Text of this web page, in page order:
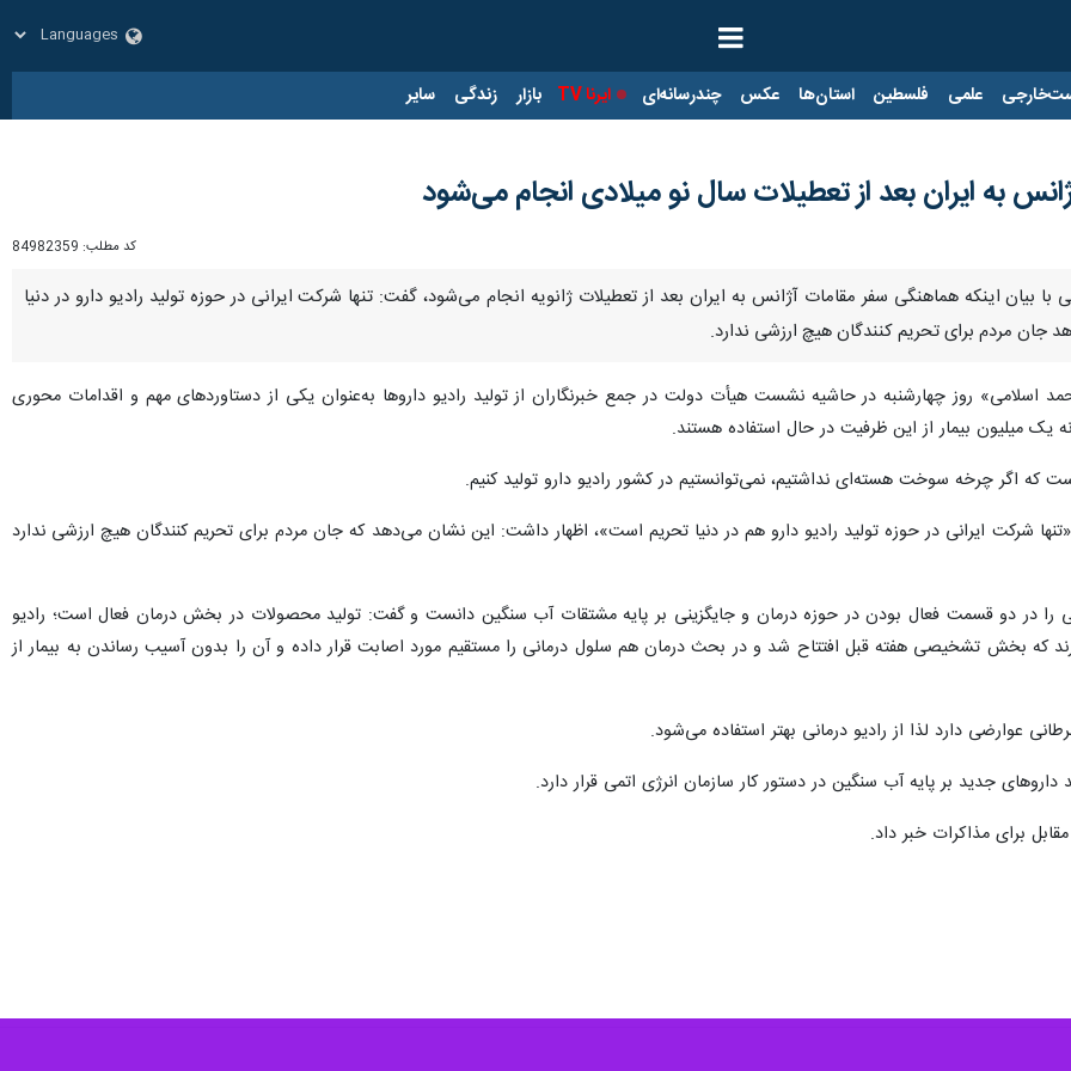
علمی فلسطین استان‌ها عکس چندرسانه‌ای ایرنا TV بازار زندگی سایر
به ایران بعد از تعطیلات سال نو میلادی انجام می‌شود
کد مطلب: 84982359